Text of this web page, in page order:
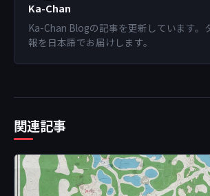
Ka-Chan
Ka-Chan Blogの記事を更新しています。
報を日本語でお届けします。
関連記事